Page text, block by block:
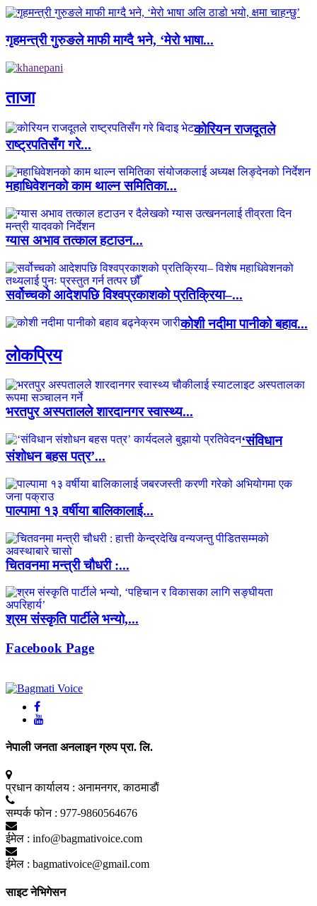
गृहमन्त्री गुरुङले माफी माग्दै भने, ‘मेरो भाषा...
ताजा
कोरियन राजदूतले
राष्ट्रपतिसँग गरे...
महाधिवेशनको काम थाल्न समितिका...
ग्यास अभाव तत्काल हटाउन...
सर्वोच्चको आदेशपछि विश्वप्रकाशको प्रतिक्रिया–...
कोशी नदीमा पानीको बहाव...
लाेकप्रिय
भरतपुर अस्पतालले शारदानगर स्वास्थ्य...
‘संविधान
संशोधन बहस पत्र’...
पाल्पामा १३ वर्षीया बालिकालाई...
चितवनमा मन्त्री चौधरी :...
श्रम संस्कृति पार्टीले भन्यो,...
Facebook Page
नेपाली जनता अनलाइन ग्रुप प्रा. लि.
प्रधान कार्यालय : अनामनगर, काठमाडाैं
सम्पर्क फाेन : 977-9860564676
ईमेल : info@bagmativoice.com
ईमेल : bagmativoice@gmail.com
साइट नेभिगेसन